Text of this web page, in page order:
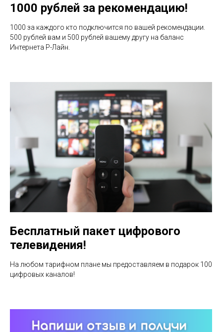
1000 рублей за рекомендацию!
1000 за каждого кто подключится по вашей рекомендации.
500 рублей вам и 500 рублей вашему другу на баланс
Интернета Р-Лайн.
Бесплатный пакет цифрового
телевидения!
На любом тарифном плане мы предоставляем в подарок 100
цифровых каналов!